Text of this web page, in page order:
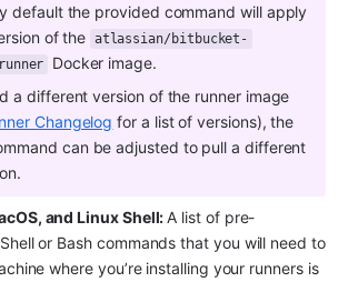
default the provided command will apply
of the atlassian/bitbucket-
Docker image.
a different version of the runner image
Changelog for a list of versions), the
can be adjusted to pull a different
and Linux Shell: A list of pre-
or Bash commands that you will need to
where you’re installing your runners is